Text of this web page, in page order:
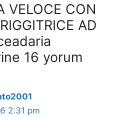
VELOCE CON
AD
16 yorum
2:31 pm